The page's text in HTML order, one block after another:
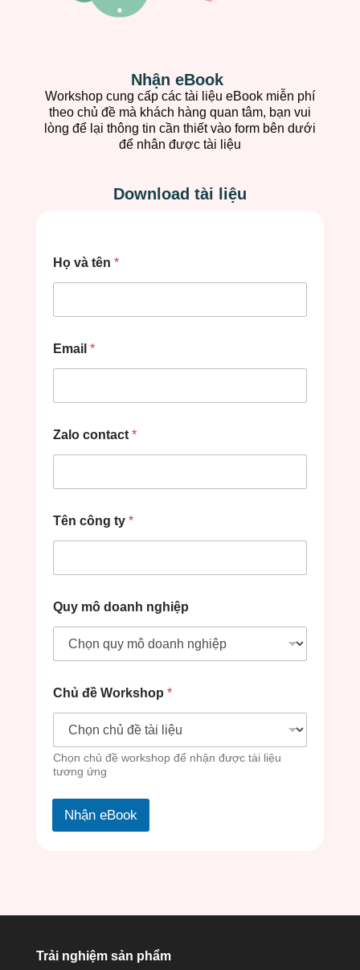
Nhận eBook
Workshop cung cấp các tài liệu eBook miễn phí
theo chủ đề mà khách hàng quan tâm, bạn vui
lòng để lại thông tin cần thiết vào form bên dưới
để nhân được tài liệu
Download tài liệu
Họ và tên *
Email *
Zalo contact *
Tên công ty *
Quy mô doanh nghiệp
Chủ đề Workshop *
Chọn chủ đề workshop để nhận được tài liệu
tương ứng
Nhận eBook
Trải nghiệm sản phẩm